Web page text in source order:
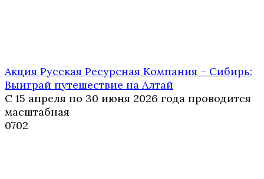
Акция Русская Ресурсная Компания – Сибирь:
Выиграй путешествие на Алтай
С 15 апреля по 30 июня 2026 года проводится
масштабная
0702